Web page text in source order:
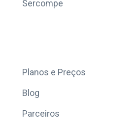
Sercompe
Planos e Preços
Blog
Parceiros